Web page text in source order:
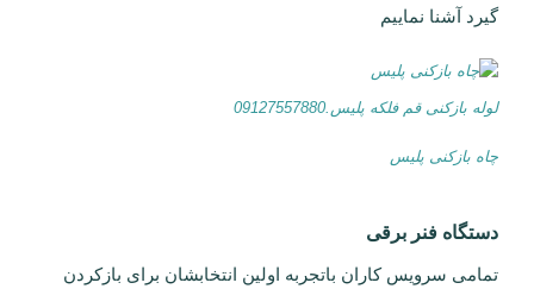
گیرد آشنا نماییم
لوله بازکنی قم فلکه پلیس.09127557880
چاه بازکنی پلیس
دستگاه فنر برقی
تمامی سرویس کاران باتجربه اولین انتخابشان برای بازکردن